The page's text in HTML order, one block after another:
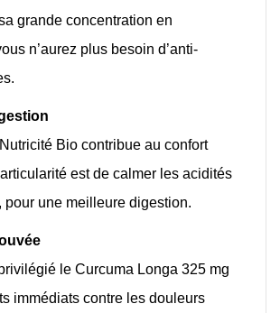
grande concentration en
n’aurez plus besoin d’anti-
Bio contribue au confort
est de calmer les acidités
pour une meilleure digestion.
le Curcuma Longa 325 mg
immédiats contre les douleurs